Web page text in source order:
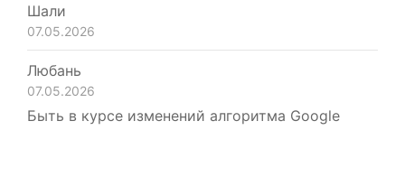
Шали
07.05.2026
Любань
07.05.2026
Быть в курсе изменений алгоритма Google